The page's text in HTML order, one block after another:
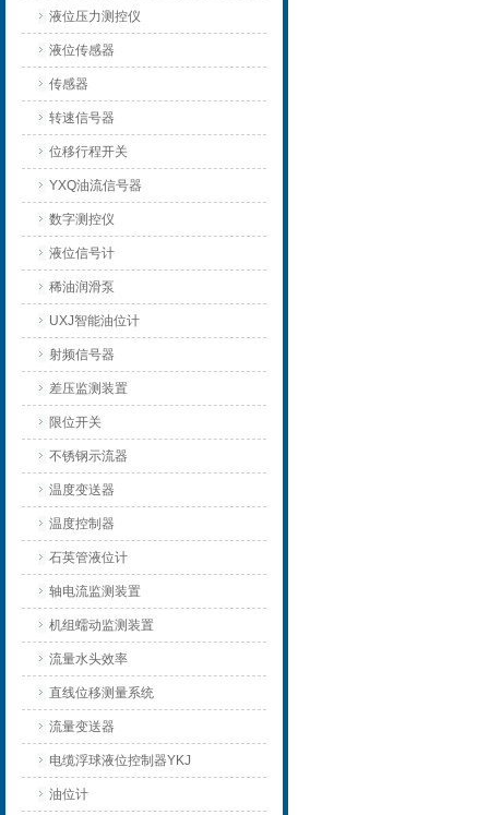
液位压力测控仪
液位传感器
传感器
转速信号器
位移行程开关
YXQ油流信号器
数字测控仪
液位信号计
稀油润滑泵
UXJ智能油位计
射频信号器
差压监测装置
限位开关
不锈钢示流器
温度变送器
温度控制器
石英管液位计
轴电流监测装置
机组蠕动监测装置
流量水头效率
直线位移测量系统
流量变送器
电缆浮球液位控制器YKJ
油位计